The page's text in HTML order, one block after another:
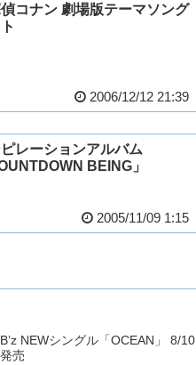
コナン 劇場版テーマソング
2006/12/12 21:39
レーションアルバム
BEING」
2005/11/09 1:15
B’z NEWシングル「OCEAN」 8/10
発売